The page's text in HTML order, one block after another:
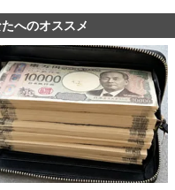
へのオススメ